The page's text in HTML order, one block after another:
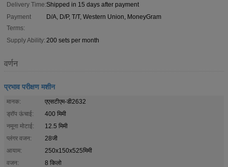
Delivery Time:Shipped in 15 days after payment
Payment
Terms:
D/A, D/P, T/T, Western Union, MoneyGram
Supply Ability: 200 sets per month
वर्णन
प्रभाव परीक्षण मशीन
मानक:
एएसटीएम-डी2632
ड्रॉप ऊंचाई:
400 मिमी
नमूना मोटाई:
12.5 मिमी
प्लंगर वजन:
28जी
आयाम:
250x150x525मिमी
वजन:
8 किलो